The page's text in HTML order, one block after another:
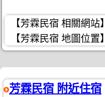
【芳霖民宿 相關網站】
【芳霖民宿 地圖位置】
芳霖民宿 附近住宿